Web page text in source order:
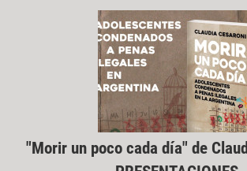
"Morir un poco cada día" de